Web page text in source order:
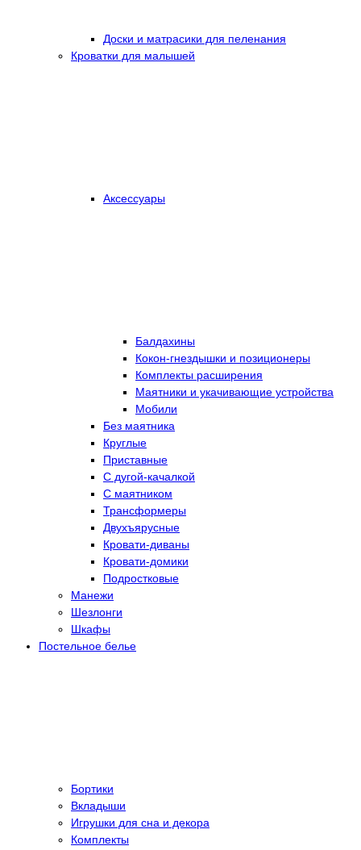
Доски и матрасики для пеленания
Кроватки для малышей
Аксессуары
Балдахины
Кокон-гнездышки и позиционеры
Комплекты расширения
Маятники и укачивающие устройства
Мобили
Без маятника
Круглые
Приставные
С дугой-качалкой
С маятником
Трансформеры
Двухъярусные
Кровати-диваны
Кровати-домики
Подростковые
Манежи
Шезлонги
Шкафы
Постельное белье
Бортики
Вкладыши
Игрушки для сна и декора
Комплекты